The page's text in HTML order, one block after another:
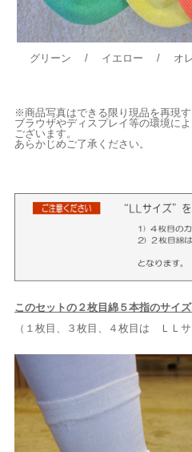
グリーン / イエロー / オレ
※商品写真はできる限り現品を再現す
ブラウザやディスプレイ等の環境に
ございます。
あらかじめご了承ください。
このセットの２枚目綿５本指のサイズ
（１枚目、３枚目、４枚目は ＬＬサ